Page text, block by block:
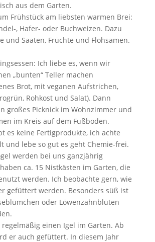
aus dem Garten.
Frühstück am liebsten warmen Brei:
, Hafer- oder Buchweizen. Dazu
und Saaten, Früchte und Flohsamen.
Ich liebe es, wenn wir
„bunten“ Teller machen
Brot, mit veganen Aufstrichen,
Rohkost und Salat). Dann
großes Picknick im Wohnzimmer und
im Kreis auf dem Fußboden.
es keine Fertigprodukte, ich achte
und lebe so gut es geht Chemie-frei.
werden bei uns ganzjährig
ca. 15 Nistkästen im Garten, die
werden. Ich beobachte gern, wie
gefüttert werden. Besonders süß ist
oder Löwenzahnblüten
einen Igel im Garten. Ab
er auch gefüttert. In diesem Jahr